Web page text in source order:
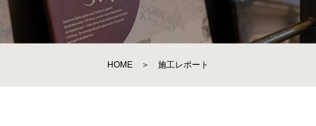
HOME ＞ 施工レポート